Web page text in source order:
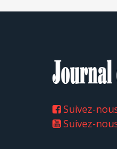
Suivez-
Suivez-